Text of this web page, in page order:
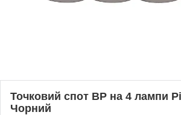
Точковий спот BP на 4 лампи
Чорний